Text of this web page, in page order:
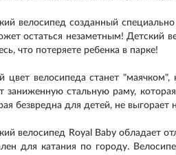
велосипед созданный
остаться незаметным! Детский
что потеряете ребенка в парке!
цвет велосипеда станет
заниженную стальную раму,
безвредна для детей, не
велосипед Royal Baby обладает
для катания по городу.